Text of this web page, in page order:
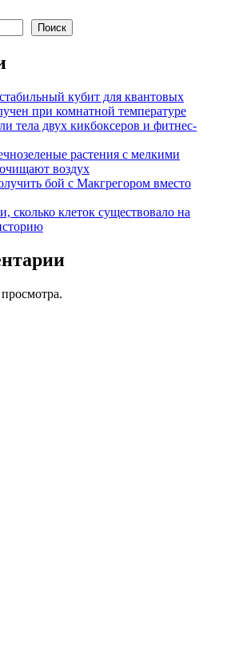
Поиск
кубит для квантовых
при комнатной температуре
тела двух кикбоксеров и фитнес-
растения с мелкими
воздух
бой с Макгрегором вместо
сколько клеток существовало на